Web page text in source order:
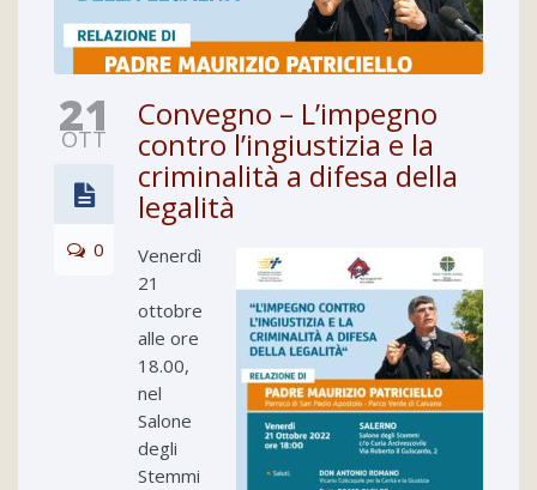
21
OTT
0
Convegno – L’impegno
contro l’ingiustizia e la
criminalità a difesa della
legalità
Venerdì
21
ottobre
alle ore
18.00,
nel
Salone
degli
Stemmi